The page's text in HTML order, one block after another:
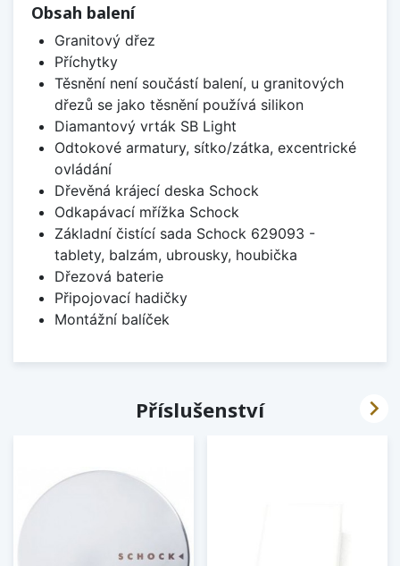
Obsah balení
Granitový dřez
Příchytky
Těsnění není součástí balení, u granitových
dřezů se jako těsnění používá silikon
Diamantový vrták SB Light
Odtokové armatury, sítko/zátka, excentrické
ovládání
Dřevěná krájecí deska Schock
Odkapávací mřížka Schock
Základní čistící sada Schock 629093 -
tablety, balzám, ubrousky, houbička
Dřezová baterie
Připojovací hadičky
Montážní balíček
Příslušenství 